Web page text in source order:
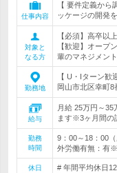
仕事内容
【 要件定義か
ッケージの開発
対象と
なる方
【必須】高卒以
【歓迎】オープ
輩のマネジメン
勤務地
【 U・Iターン
岡山市北区幸町8
給与
月給 25万円～
ます※3ヶ月間の
勤務
時間
9：00～18：00
外労働有無：有
休日
# 年間平均休日